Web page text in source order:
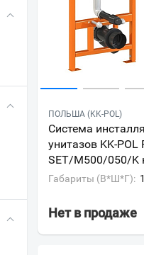
ПОЛЬША (KK-POL)
Система
унитазов KK-POL
SET/M500/050/K
Габариты (В*Ш*Г):
Нет в продаже